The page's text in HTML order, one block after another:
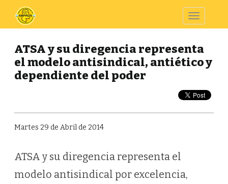
Toggle
ATSA y su diregencia representa
el modelo antisindical, antiético y
dependiente del poder
Martes 29 de Abril de 2014
ATSA y su diregencia representa el
modelo antisindical por excelencia,